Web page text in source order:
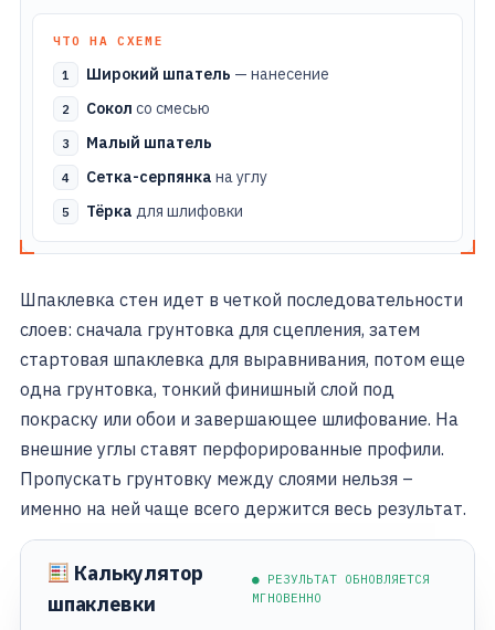
ЧТО НА СХЕМЕ
Широкий шпатель — нанесение
Сокол со смесью
Малый шпатель
Сетка-серпянка на углу
Тёрка для шлифовки
Шпаклевка стен идет в четкой последовательности
слоев: сначала грунтовка для сцепления, затем
стартовая шпаклевка для выравнивания, потом еще
одна грунтовка, тонкий финишный слой под
покраску или обои и завершающее шлифование. На
внешние углы ставят перфорированные профили.
Пропускать грунтовку между слоями нельзя –
именно на ней чаще всего держится весь результат.
Калькулятор
шпаклевки
● РЕЗУЛЬТАТ ОБНОВЛЯЕТСЯ
МГНОВЕННО